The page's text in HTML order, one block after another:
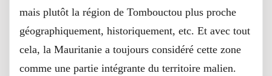
mais plutôt la région de Tombouctou plus proche
géographiquement, historiquement, etc. Et avec tout
cela, la Mauritanie a toujours considéré cette zone
comme une partie intégrante du territoire malien.